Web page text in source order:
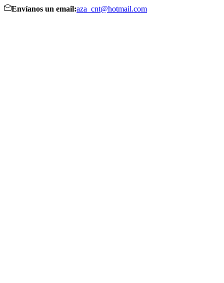
Envíanos un email:aza_cnt@hotmail.com